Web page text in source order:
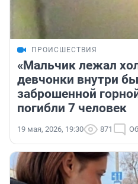
ПРОИСШЕСТВИЯ
«Мальчик лежал
девчонки внутри
заброшенной
погибли 7 человек
19 мая, 2026, 19:30 871